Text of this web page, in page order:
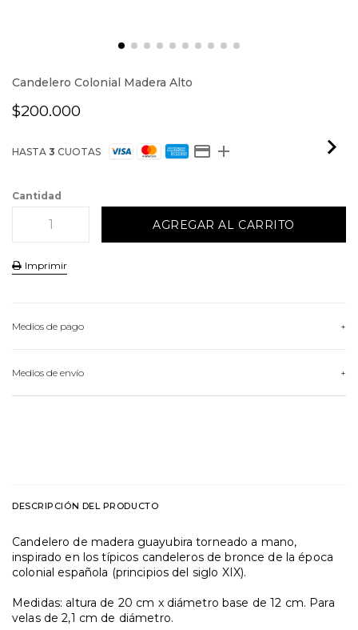
Candelero Colonial Madera Alto
$200.000
HASTA 3 CUOTAS
Cantidad
Imprimir
Medios de pago
Medios de envío
DESCRIPCIÓN DEL PRODUCTO
Candelero de madera guayubira torneado a mano,
inspirado en los típicos candeleros de bronce de la época
colonial española (principios del siglo XIX).
Medidas: altura de 20 cm x diámetro base de 12 cm. Para
velas de 2,1 cm de diámetro.